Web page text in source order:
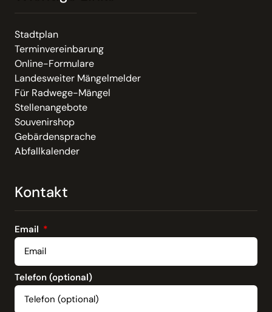
Stadtplan
Terminvereinbarung
Online-Formulare
Landesweiter Mängelmelder
Für Radwege-Mängel
Stellenangebote
Souvenirshop
Gebärdensprache
Abfallkalender
Kontakt
Email
Telefon (optional)